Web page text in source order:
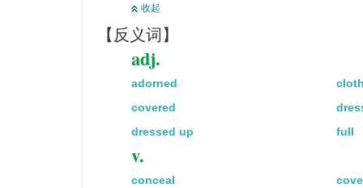
收起
【反义词】
adj.
adorned
covered
dressed up
full
v.
conceal